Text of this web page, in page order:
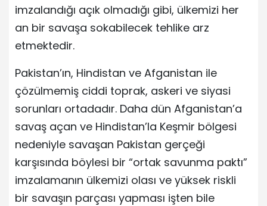
imzalandığı açık olmadığı gibi, ülkemizi her
an bir savaşa sokabilecek tehlike arz
etmektedir.
Pakistan’ın, Hindistan ve Afganistan ile
çözülmemiş ciddi toprak, askeri ve siyasi
sorunları ortadadır. Daha dün Afganistan’a
savaş açan ve Hindistan’la Keşmir bölgesi
nedeniyle savaşan Pakistan gerçeği
karşısında böylesi bir “ortak savunma paktı”
imzalamanın ülkemizi olası ve yüksek riskli
bir savaşın parçası yapması işten bile